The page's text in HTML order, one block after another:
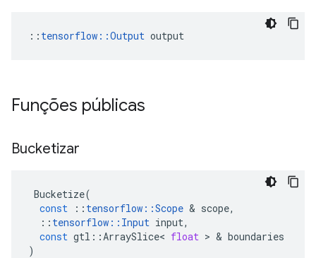
:: tensorflow::Output output
Funções públicas
Bucketizar
Bucketize(
const
:: tensorflow ::Scope & scope,
:: tensorflow :: Input input,
const gtl ::ArraySlice< float > & boundaries
)